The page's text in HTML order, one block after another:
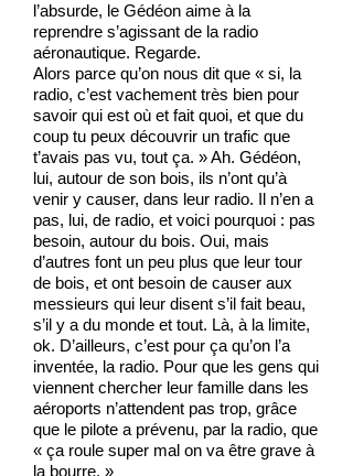
l’absurde, le Gédéon aime à la
reprendre s’agissant de la radio
aéronautique. Regarde.
Alors parce qu’on nous dit que « si, la
radio, c’est vachement très bien pour
savoir qui est où et fait quoi, et que du
coup tu peux découvrir un trafic que
t’avais pas vu, tout ça. » Ah. Gédéon,
lui, autour de son bois, ils n’ont qu’à
venir y causer, dans leur radio. Il n’en a
pas, lui, de radio, et voici pourquoi : pas
besoin, autour du bois. Oui, mais
d’autres font un peu plus que leur tour
de bois, et ont besoin de causer aux
messieurs qui leur disent s’il fait beau,
s’il y a du monde et tout. Là, à la limite,
ok. D’ailleurs, c’est pour ça qu’on l’a
inventée, la radio. Pour que les gens qui
viennent chercher leur famille dans les
aéroports n’attendent pas trop, grâce
que le pilote a prévenu, par la radio, que
« ça roule super mal on va être grave à
la bourre. »